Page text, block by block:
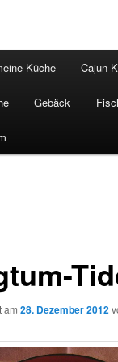
Küche Cajun
Gebäck
am 28. Dezember 2012